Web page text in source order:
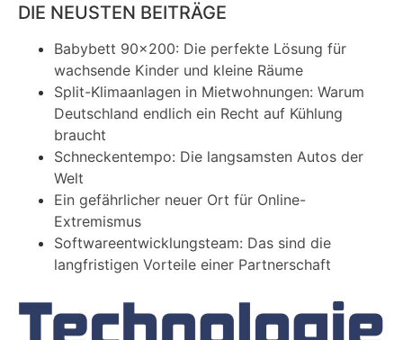
DIE NEUSTEN BEITRÄGE
Babybett 90×200: Die perfekte Lösung für
wachsende Kinder und kleine Räume
Split-Klimaanlagen in Mietwohnungen: Warum
Deutschland endlich ein Recht auf Kühlung
braucht
Schneckentempo: Die langsamsten Autos der
Welt
Ein gefährlicher neuer Ort für Online-
Extremismus
Softwareentwicklungsteam: Das sind die
langfristigen Vorteile einer Partnerschaft